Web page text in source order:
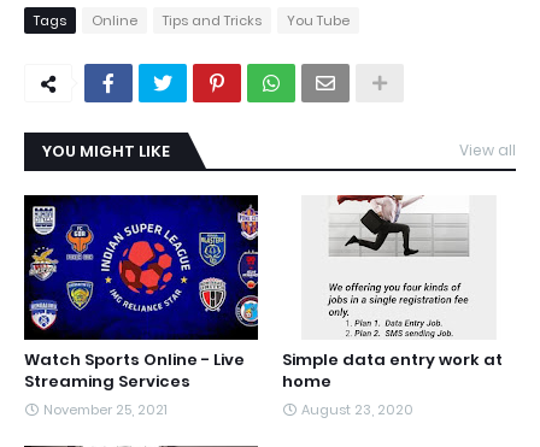
Tags Online Tips and Tricks You Tube
YOU MIGHT LIKE View all
Watch Sports Online - Live
Streaming Services
November 25, 2021
Simple data entry work at
home
August 23, 2020